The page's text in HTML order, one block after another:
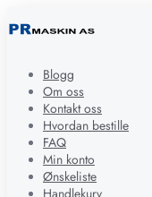
Blogg
Om oss
Kontakt oss
Hvordan bestille
FAQ
Min konto
Ønskeliste
Handlekurv